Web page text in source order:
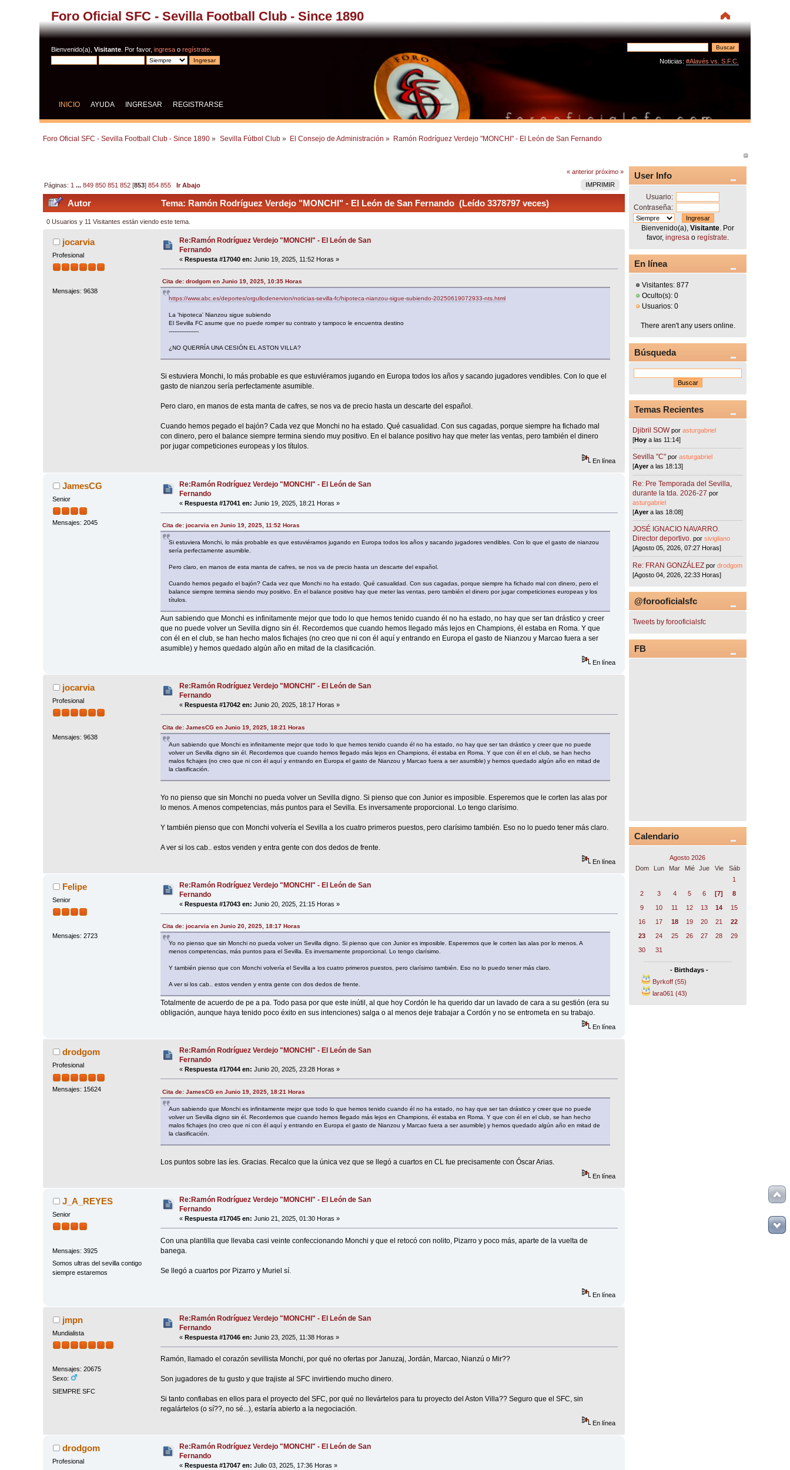
Foro Oficial SFC - Sevilla Football Club - Since 1890
Bienvenido(a),Visitante . Por favor,ingresa oregístrate
Noticias: #Alavés vs. S.F.C.
INICIO AYUDA INGRESAR REGISTRARSE
Foro Oficial SFC - Sevilla Football Club - Since 1890 » Sevilla Fútbol Club» El Consejo de Administración » Ramón Rodríguez Verdejo "MONCHI" - El León de San Fernando
« anterior próximo »
IMPRIMIR
Páginas: 1 ...849 850 851 852 [853]854 855 Ir Abajo
Autor Tema: Ramón Rodríguez Verdejo "MONCHI" - El León de San Fernando (Leído 3378797 veces)
0 Usuarios y 11 Visitantes están viendo este tema.
jocarvia
Profesional
Mensajes: 9638
Re:Ramón Rodríguez Verdejo "MONCHI" - El León de San
Fernando
«Respuesta #17040 en: Junio 19, 2025, 11:52 Horas »
Cita de: drodgom en Junio 19, 2025, 10:35 Horas
https://www.abc.es/deportes/orgullodenervion/noticias-sevilla-fc/hipoteca-nianzou-sigue-subiendo-20250619072933-nts.html
La 'hipoteca' Nianzou sigue subiendo
El Sevilla FC asume que no puede romper su contrato y tampoco le encuentra destino
-----------------
¿NO QUERRÍA UNA CESIÓN EL ASTON VILLA?
Si estuviera Monchi, lo más probable es que estuviéramos jugando en Europa todos los años y sacando jugadores vendibles. Con lo que el
gasto de nianzou sería perfectamente asumible.
Pero claro, en manos de esta manta de cafres, se nos va de precio hasta un descarte del español.
Cuando hemos pegado el bajón? Cada vez que Monchi no ha estado. Qué casualidad. Con sus cagadas, porque siempre ha fichado mal
con dinero, pero el balance siempre termina siendo muy positivo. En el balance positivo hay que meter las ventas, pero también el dinero
por jugar competiciones europeas y los títulos.
En línea
JamesCG
Senior
Mensajes: 2045
Re:Ramón Rodríguez Verdejo "MONCHI" - El León de San
Fernando
«Respuesta #17041 en: Junio 19, 2025, 18:21 Horas »
Cita de: jocarvia en Junio 19, 2025, 11:52 Horas
Si estuviera Monchi, lo más probable es que estuviéramos jugando en Europa todos los años y sacando jugadores vendibles. Con lo que el gasto de nianzou
sería perfectamente asumible.
Pero claro, en manos de esta manta de cafres, se nos va de precio hasta un descarte del español.
Cuando hemos pegado el bajón? Cada vez que Monchi no ha estado. Qué casualidad. Con sus cagadas, porque siempre ha fichado mal con dinero, pero el
balance siempre termina siendo muy positivo. En el balance positivo hay que meter las ventas, pero también el dinero por jugar competiciones europeas y los
títulos.
Aun sabiendo que Monchi es infinitamente mejor que todo lo que hemos tenido cuando él no ha estado, no hay que ser tan drástico y creer
que no puede volver un Sevilla digno sin él. Recordemos que cuando hemos llegado más lejos en Champions, él estaba en Roma. Y que
con él en el club, se han hecho malos fichajes (no creo que ni con él aquí y entrando en Europa el gasto de Nianzou y Marcao fuera a ser
asumible) y hemos quedado algún año en mitad de la clasificación.
En línea
jocarvia
Profesional
Mensajes: 9638
Re:Ramón Rodríguez Verdejo "MONCHI" - El León de San
Fernando
« Respuesta #17042 en: Junio 20, 2025, 18:17 Horas »
Cita de: JamesCG en Junio 19, 2025, 18:21 Horas
Aun sabiendo que Monchi es infinitamente mejor que todo lo que hemos tenido cuando él no ha estado, no hay que ser tan drástico y creer que no puede
volver un Sevilla digno sin él. Recordemos que cuando hemos llegado más lejos en Champions, él estaba en Roma. Y que con él en el club, se han hecho
malos fichajes (no creo que ni con él aquí y entrando en Europa el gasto de Nianzou y Marcao fuera a ser asumible) y hemos quedado algún año en mitad de
la clasificación.
Yo no pienso que sin Monchi no pueda volver un Sevilla digno. Si pienso que con Junior es imposible. Esperemos que le corten las alas por
lo menos. A menos competencias, más puntos para el Sevilla. Es inversamente proporcional. Lo tengo clarísimo.
Y también pienso que con Monchi volvería el Sevilla a los cuatro primeros puestos, pero clarísimo también. Eso no lo puedo tener más claro.
A ver si los cab.. estos venden y entra gente con dos dedos de frente.
En línea
Felipe
Senior
Mensajes: 2723
Re:Ramón Rodríguez Verdejo "MONCHI" - El León de San
Fernando
«Respuesta #17043 en: Junio 20, 2025, 21:15 Horas »
Cita de: jocarvia en Junio 20, 2025, 18:17 Horas
Yo no pienso que sin Monchi no pueda volver un Sevilla digno. Si pienso que con Junior es imposible. Esperemos que le corten las alas por lo menos. A
menos competencias, más puntos para el Sevilla. Es inversamente proporcional. Lo tengo clarísimo.
Y también pienso que con Monchi volvería el Sevilla a los cuatro primeros puestos, pero clarísimo también. Eso no lo puedo tener más claro.
A ver si los cab.. estos venden y entra gente con dos dedos de frente.
Totalmente de acuerdo de pe a pa. Todo pasa por que este inútil, al que hoy Cordón le ha querido dar un lavado de cara a su gestión (era su
obligación, aunque haya tenido poco éxito en sus intenciones) salga o al menos deje trabajar a Cordón y no se entrometa en su trabajo.
En línea
drodgom
Profesional
Mensajes: 15624
Re:Ramón Rodríguez Verdejo "MONCHI" - El León de San
Fernando
« Respuesta #17044 en: Junio 20, 2025, 23:28 Horas »
Cita de: JamesCG en Junio 19, 2025, 18:21 Horas
Aun sabiendo que Monchi es infinitamente mejor que todo lo que hemos tenido cuando él no ha estado, no hay que ser tan drástico y creer que no puede
volver un Sevilla digno sin él. Recordemos que cuando hemos llegado más lejos en Champions, él estaba en Roma. Y que con él en el club, se han hecho
malos fichajes (no creo que ni con él aquí y entrando en Europa el gasto de Nianzou y Marcao fuera a ser asumible) y hemos quedado algún año en mitad de
la clasificación.
Los puntos sobre las íes. Gracias. Recalco que la única vez que se llegó a cuartos en CL fue precisamente con Óscar Arias.
En línea
J_A_REYES
Senior
Mensajes: 3925
Somos ultras del sevilla contigo
siempre estaremos
Re:Ramón Rodríguez Verdejo "MONCHI" - El León de San
Fernando
«Respuesta #17045 en: Junio 21, 2025, 01:30 Horas »
Con una plantilla que llevaba casi veinte confeccionando Monchi y que el retocó con nolito, Pizarro y poco más, aparte de la vuelta de
banega.
Se llegó a cuartos por Pizarro y Muriel sí.
En línea
jmpn
Mundialista
Mensajes: 20675
Sexo:
SIEMPRE SFC
Re:Ramón Rodríguez Verdejo "MONCHI" - El León de San
Fernando
«Respuesta #17046 en: Junio 23, 2025, 11:38 Horas »
Ramón, llamado el corazón sevillista Monchi, por qué no ofertas por Januzaj, Jordán, Marcao, Nianzú o Mir??
Son jugadores de tu gusto y que trajiste al SFC invirtiendo mucho dinero.
Si tanto confiabas en ellos para el proyecto del SFC, por qué no llevártelos para tu proyecto del Aston Villa?? Seguro que el SFC, sin
regalártelos (o sí??, no sé...), estaría abierto a la negociación.
En línea
drodgom
Profesional
Re:Ramón Rodríguez Verdejo "MONCHI" - El León de San
Fernando
« Respuesta #17047 en: Julio 03, 2025, 17:36 Horas »
User Info
Usuario:
Contraseña:
Bienvenido(a),Visitante . Por
favor,ingresa oregístrate
En línea
Visitantes: 877
Oculto(s): 0
Usuarios: 0
There aren't any users online.
Búsqueda
Temas Recientes
Djibril SOW porasturgabriel
[Hoy a las 11:14]
Sevilla "C"porasturgabriel
[Ayera las 18:13]
Re: Pre Temporada del Sevilla,
durante la tda. 2026-27 por
asturgabriel
[Ayera las 18:08]
JOSÉ IGNACIO NAVARRO.
Director deportivo. porsivigliano
[Agosto 05, 2026, 07:27 Horas]
Re: FRAN GONZÁLEZ pordrodgom
[Agosto 04, 2026, 22:33 Horas]
@forooficialsfc
Tweets by forooficialsfc
FB
Calendario
Agosto 2026
Dom
Lun Mar Mié Jue Vie
Sáb
1
2
3 4 5 6 [7]
8
9
10 11 12 13 14
15
16
17 18 19 20 21
22
23
24 25 26 27 28
29
30
31
- Birthdays -
Byrkoff (55)
lara061 (43)